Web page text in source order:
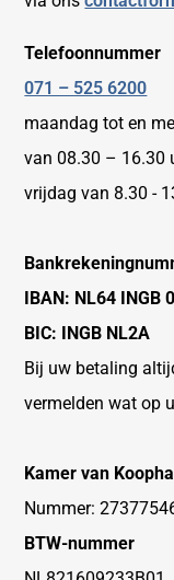
Telefoonnummer
071 – 525 6200
maandag tot en
van 08.30 – 16.30
vrijdag van 8.30 -
IBAN: NL64 INGB
BIC: INGB NL2A
Bij uw betaling
vermelden wat op
Kamer van
Nummer:
BTW-nummer